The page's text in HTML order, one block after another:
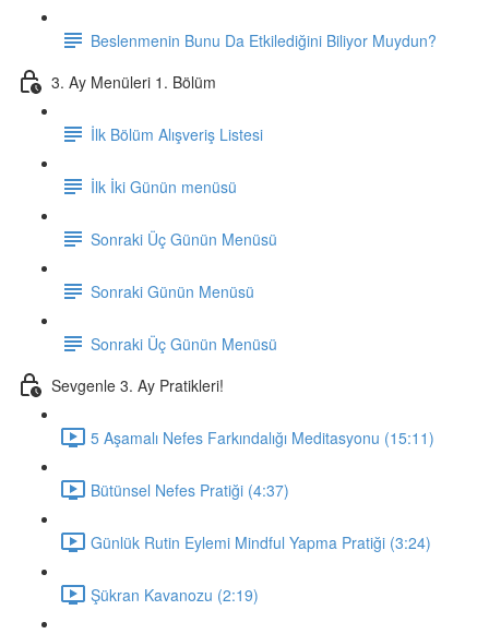
Beslenmenin Bunu Da Etkilediğini Biliyor Muydun?
3. Ay Menüleri 1. Bölüm
İlk Bölüm Alışveriş Listesi
İlk İki Günün menüsü
Sonraki Üç Günün Menüsü
Sonraki Günün Menüsü
Sonraki Üç Günün Menüsü
Sevgenle 3. Ay Pratikleri!
5 Aşamalı Nefes Farkındalığı Meditasyonu (15:11)
Bütünsel Nefes Pratiği (4:37)
Günlük Rutin Eylemi Mindful Yapma Pratiği (3:24)
Şükran Kavanozu (2:19)